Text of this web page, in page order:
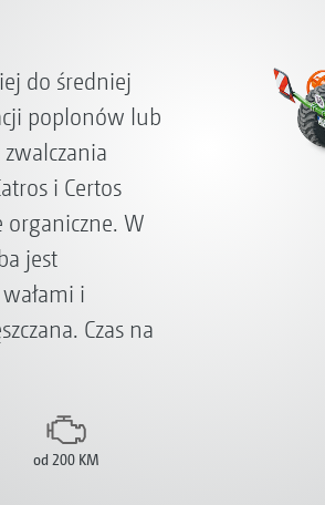
do średniej
poplonów lub
i Certos
organiczne. W
jest
i
Czas na
od 200 KM